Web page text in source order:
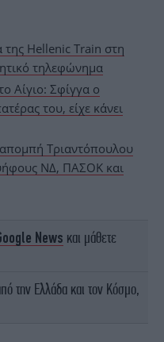
Hellenic Train στη
τηλεφώνημα
Αίγιο: Σφίγγα ο
του, είχε κάνει
Τριαντόπουλου
ΝΔ, ΠΑΣΟΚ και
News και μάθετε
την Ελλάδα και τον Κόσμο,